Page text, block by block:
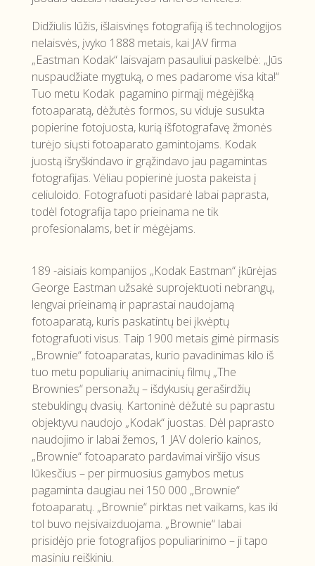
Didžiulis lūžis, išlaisvinęs fotografiją iš technologijos
nelaisvės, įvyko 1888 metais, kai JAV firma
„Eastman Kodak“ laisvajam pasauliui paskelbė: „Jūs
nuspaudžiate mygtuką, o mes padarome visa kita!“
Tuo metu Kodak pagamino pirmąjį mėgėjišką
fotoaparatą, dėžutės formos, su viduje susukta
popierine fotojuosta, kurią išfotografavę žmonės
turėjo siųsti fotoaparato gamintojams. Kodak
juostą išryškindavo ir grąžindavo jau pagamintas
fotografijas. Vėliau popierinė juosta pakeista į
celiuloido. Fotografuoti pasidarė labai paprasta,
todėl fotografija tapo prieinama ne tik
profesionalams, bet ir mėgėjams.
189 -aisiais kompanijos „Kodak Eastman“ įkūrėjas
George Eastman užsakė suprojektuoti nebrangų,
lengvai prieinamą ir paprastai naudojamą
fotoaparatą, kuris paskatintų bei įkvėptų
fotografuoti visus. Taip 1900 metais gimė pirmasis
„Brownie“ fotoaparatas, kurio pavadinimas kilo iš
tuo metu populiarių animacinių filmų „The
Brownies“ personažų – išdykusių geraširdžių
stebuklingų dvasių. Kartoninė dėžutė su paprastu
objektyvu naudojo „Kodak“ juostas. Dėl paprasto
naudojimo ir labai žemos, 1 JAV dolerio kainos,
„Brownie“ fotoaparato pardavimai viršijo visus
lūkesčius – per pirmuosius gamybos metus
pagaminta daugiau nei 150 000 „Brownie“
fotoaparatų. „Brownie“ pirktas net vaikams, kas iki
tol buvo neįsivaizduojama. „Brownie“ labai
prisidėjo prie fotografijos populiarinimo – ji tapo
masiniu reiškiniu.